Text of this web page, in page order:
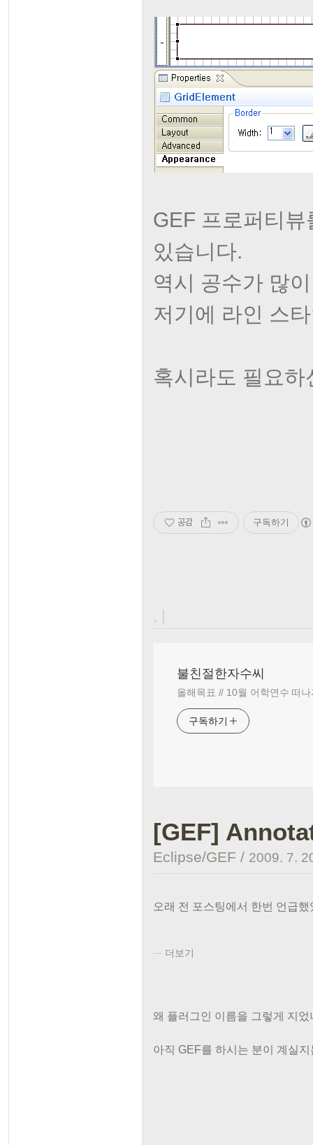
GEF 프로퍼티
있습니다.
역시 공수가 많
저기에 라인 스
혹시라도 필요
공감 구독하기
, |
불친절한자수씨
올해목표 // 10월 어학연수 떠나
구독하기
[GEF]
Eclipse/GEF / 2009. 7.
오래 전 포스팅에서 한번 언급
더보기
왜 플러그인 이름을 그렇게 지
아직 GEF를 하시는 분이 계실